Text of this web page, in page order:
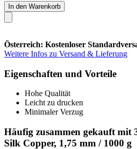
In den Warenkorb
Österreich: Kostenloser
Weitere Infos zu Versand & Lieferung
Eigenschaften und Vorteile
Hohe Qualität
Leicht zu drucken
Minimaler Verzug
Häufig zusammen gekauft mit
Silk Copper, 1,75 mm / 1000 g